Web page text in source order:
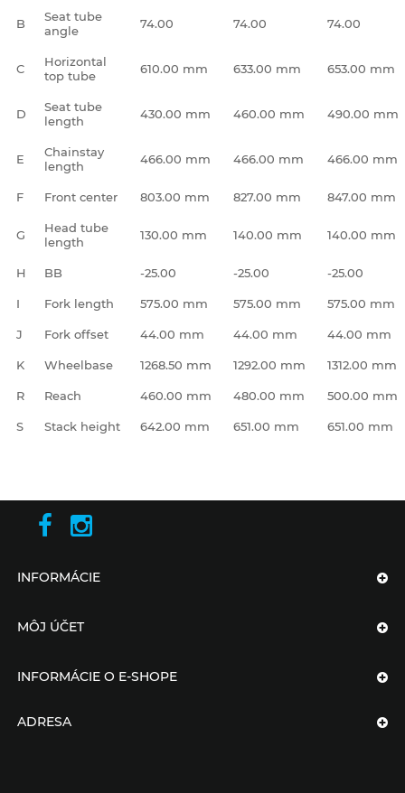
B
Seat tube
angle
74.00 74.00 74.00
C
Horizontal
top tube
610.00 mm 633.00 mm 653.00 mm
D
Seat tube
length
430.00 mm 460.00 mm 490.00 mm
E
Chainstay
length
466.00 mm 466.00 mm 466.00 mm
F Front center 803.00 mm 827.00 mm 847.00 mm
G
Head tube
length
130.00 mm 140.00 mm 140.00 mm
H BB -25.00 -25.00 -25.00
I Fork length 575.00 mm 575.00 mm 575.00 mm
J Fork offset 44.00 mm 44.00 mm 44.00 mm
K Wheelbase 1268.50 mm 1292.00 mm 1312.00 mm
R Reach 460.00 mm 480.00 mm 500.00 mm
S Stack height 642.00 mm 651.00 mm 651.00 mm
INFORMÁCIE
MÔJ ÚČET
INFORMÁCIE O E-SHOPE
ADRESA